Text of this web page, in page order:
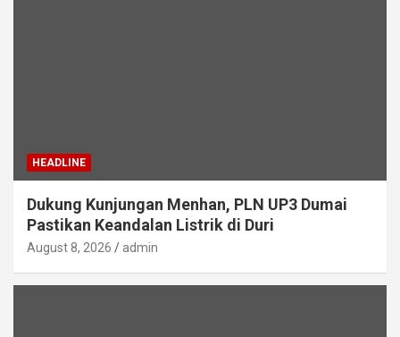
HEADLINE
Dukung Kunjungan Menhan, PLN UP3 Dumai
Pastikan Keandalan Listrik di Duri
August 8, 2026 admin